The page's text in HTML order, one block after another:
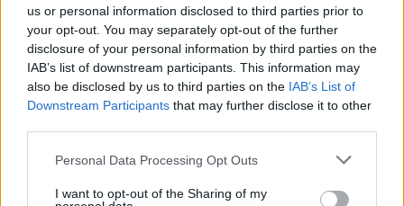
us or personal information disclosed to third parties prior to
your opt-out. You may separately opt-out of the further
disclosure of your personal information by third parties on the
IAB’s list of downstream participants. This information may
also be disclosed by us to third parties on the IAB’s List of
Downstream Participants that may further disclose it to other
Personal Data Processing Opt Outs
I want to opt-out of the Sharing of my